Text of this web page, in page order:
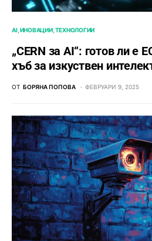
AI ИНОВАЦИИ ТЕХНОЛОГИИ
„CERN за AI“: готов ли е
хъб за изкуствен
ОТ БОРЯНА ПОПОВА ФЕВРУАРИ 9, 2025